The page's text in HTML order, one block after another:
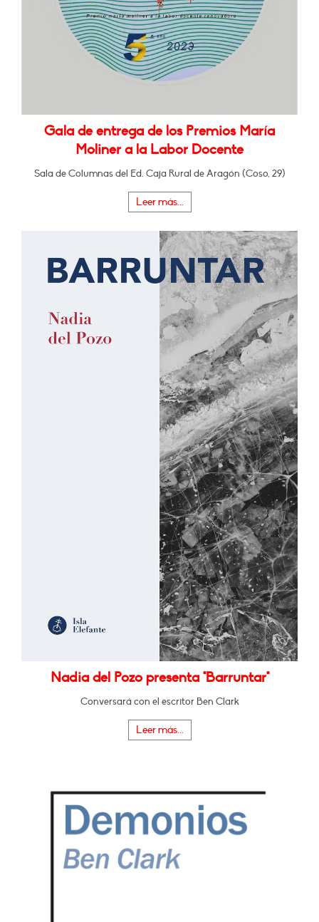
Gala de entrega de los Premios María
Moliner a la Labor Docente
Sala de Columnas del Ed. Caja Rural de Aragón (Coso, 29)
Leer más...
Nadia del Pozo presenta "Barruntar"
Conversará con el escritor Ben Clark
Leer más...